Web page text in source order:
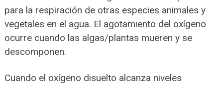
para la respiración de otras especies animales y
vegetales en el agua. El agotamiento del oxígeno
ocurre cuando las algas/plantas mueren y se
descomponen.
Cuando el oxígeno disuelto alcanza niveles